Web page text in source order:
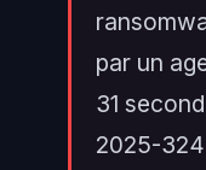
par un
31
2025-